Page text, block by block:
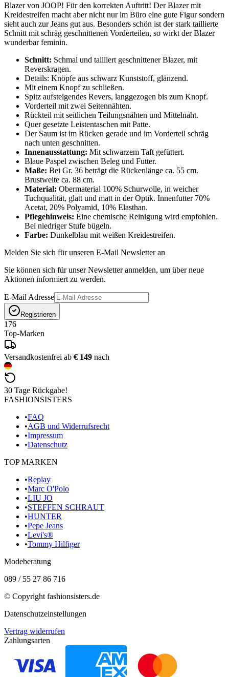
Blazer von JOOP! Für den korrekten Auftritt! Der Blazer mit
Kreidestreifen macht aber nicht nur im Büro eine gute Figur sondern
sieht auch zur Jeans gut aus. Besonders schön ist der stark taillierte
Schnitt mit schräg geschnittenen Vorderteilen, so wirkt der Blazer
wunderbar feminin.
Schnitt: Schmal und tailliert geschnittener Blazer, mit
Reverskragen.
Details: Knöpfe aus schwarz Kunststoff, glänzend.
Mit einem Knopf zu schließen.
Spitz aufsteigendes Revers, langgezogen bis zum Knopf.
Vorderteil mit zwei Seitennähten.
Rückteil mit seitlichen Teilungsnähten und Mittelnaht.
Quer gesetzte Leistentaschen mit Patte.
Der Saum ist im Rücken gerade und im Vorderteil schräg
nach unten geschnitten.
Innenausstattung: Mit schwarzem Taft gefüttert.
Blaue Paspel zwischen Beleg und Futter.
Maße: Bei Gr. 36 beträgt die Rückenlänge ca. 55 cm.
Brustweite ca. 88 cm.
Material: Obermaterial 100% Schurwolle, in weicher
Tuchqualität, glatt und matt in der Optik. Innenfutter 70%
Acetat, 20% Polyamid, 10% Elasthan.
Pflegehinweis: Eine chemische Reinigung wird empfohlen.
Bei niedriger Stufe bügeln.
Farbe: Dunkelblau mit weißen Kreidestreifen.
Melden Sie sich für unseren E-Mail Newsletter an
Sie können sich für unser Newsletter anmelden, um über neue
Aktionen informiert zu werden.
E-Mail Adresse
Registrieren
176
Top-Marken
Versandkostenfrei ab € 149 nach
30 Tage Rückgabe!
FASHIONSISTERS
•FAQ
•AGB und Widerrufsrecht
•Impressum
•Datenschutz
TOP MARKEN
•Replay
•Marc O'Polo
•LIU JO
•STEFFEN SCHRAUT
•HUNTER
•Pepe Jeans
•Levi's®
•Tommy Hilfiger
Modeberatung
089 / 55 27 86 716
© Copyright fashionsisters.de
Datenschutzeinstellungen
Vertrag widerrufen
Zahlungsarten